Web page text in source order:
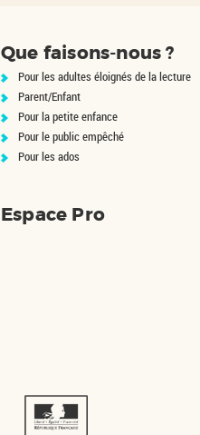
Que faisons-nous ?
Pour les adultes éloignés de la lecture
Parent/Enfant
Pour la petite enfance
Pour le public empêché
Pour les ados
Espace Pro